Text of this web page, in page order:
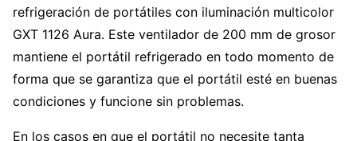
refrigeración de portátiles con iluminación multicolor
GXT 1126 Aura. Este ventilador de 200 mm de grosor
mantiene el portátil refrigerado en todo momento de
forma que se garantiza que el portátil esté en buenas
condiciones y funcione sin problemas.
En los casos en que el portátil no necesite tanta